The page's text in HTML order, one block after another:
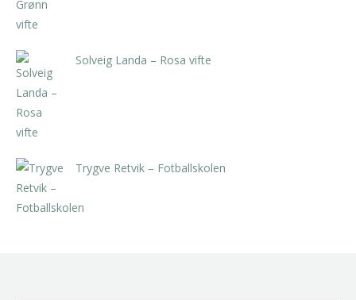
Solveig Landa – Rosa vifte
Trygve Retvik – Fotballskolen